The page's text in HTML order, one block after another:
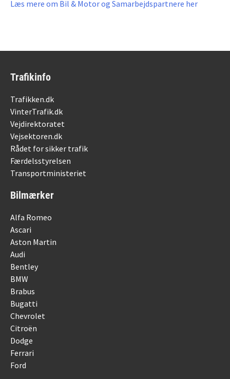
Læs mere om Bil & Motor og Samarbejdspartnere her
Trafikinfo
Trafikken.dk
VinterTrafik.dk
Vejdirektoratet
Vejsektoren.dk
Rådet for sikker trafik
Færdelsstyrelsen
Transportministeriet
Bilmærker
Alfa Romeo
Ascari
Aston Martin
Audi
Bentley
BMW
Brabus
Bugatti
Chevrolet
Citroën
Dodge
Ferrari
Ford